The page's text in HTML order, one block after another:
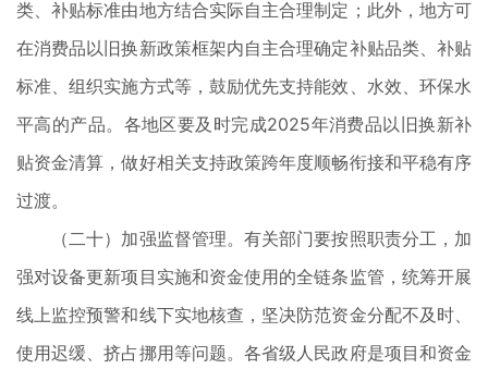
类、补贴标准由地方结合实际自主合理制定；此外，地方可
在消费品以旧换新政策框架内自主合理确定补贴品类、补贴
标准、组织实施方式等，鼓励优先支持能效、水效、环保水
平高的产品。各地区要及时完成2025年消费品以旧换新补
贴资金清算，做好相关支持政策跨年度顺畅衔接和平稳有序
过渡。
（二十）加强监督管理。有关部门要按照职责分工，加
强对设备更新项目实施和资金使用的全链条监管，统筹开展
线上监控预警和线下实地核查，坚决防范资金分配不及时、
使用迟缓、挤占挪用等问题。各省级人民政府是项目和资金